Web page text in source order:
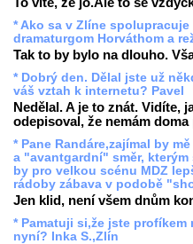
* Ako sa v Zlíne
dramaturgom Horváthom a
Tak to by bylo na dlouho.
* Dobrý den. Dělal jste už
váš vztah k internetu? Pavel
Nedělal. A je to znát. Vidíte,
odepisoval, že nemám
* Pane Randáre,zajímal by
a "avantgardní" směr,
by pro velkou scénu MDZ
rádoby zábava v podobě
Jen klid, není všem dnům
* Pamatuji si,že jste
nyní? Inka S.,Zlín